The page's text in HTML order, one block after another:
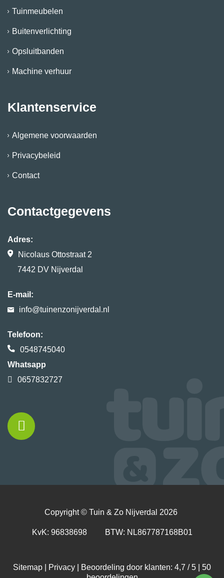
Tuinmeubelen
Buitenverlichting
Opsluitbanden
Machine verhuur
Klantenservice
Algemene voorwaarden
Privacybeleid
Contact
Contactgegevens
Adres:
Nicolaus Ottostraat 2
7442 DV Nijverdal
E-mail:
info@tuinenzonijverdal.nl
Telefoon:
0548745040
Whatsapp
0657832727
Copyright © Tuin & Zo Nijverdal 2026
KvK: 96838698 BTW: NL867787168B01
Sitemap Privacy | Beoordeling door klanten: 4,7 / 5 | 50